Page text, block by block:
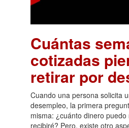
Cuántas
cotizadas
retirar por
Cuando una persona solicita
desempleo, la primera
misma: ¿cuánto dinero
recibiré? Pero, existe otro